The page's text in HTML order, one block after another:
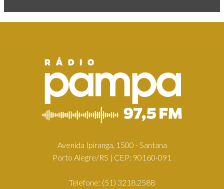
Avenida Ipiranga, 1500 - Santana
Porto Alegre/RS | CEP: 90160-091
Telefone: (51) 3218.2588